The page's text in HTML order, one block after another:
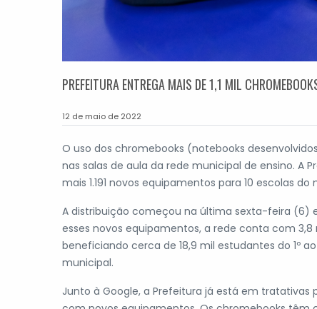
PREFEITURA ENTREGA MAIS DE 1,1 MIL
12 de maio de 2022
O uso dos chromebooks (notebooks
nas salas de aula da rede municipal de ensino. A
mais 1.191 novos equipamentos para 10 escolas do
A distribuição começou na última sexta-feira (6)
esses novos equipamentos, a rede conta com
beneficiando cerca de 18,9 mil estudantes do 1º
municipal.
Junto à Google, a Prefeitura já está em